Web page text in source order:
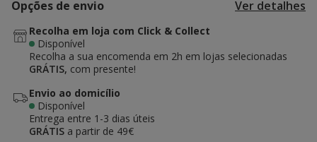
Opções de envio Ver detalhes
Recolha em loja com Click & Collect
Disponível
Recolha a sua encomenda em 2h em lojas selecionadas
GRÁTIS, com presente!
Envio ao domicílio
Disponível
Entrega entre 1-3 dias úteis
GRÁTIS a partir de 49€